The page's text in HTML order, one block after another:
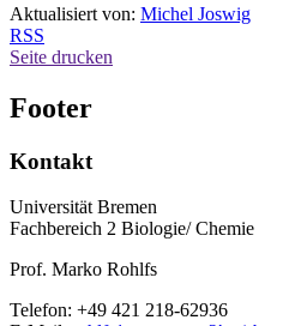
Aktualisiert von: Michel Joswig
RSS
Seite drucken
Footer
Kontakt
Universität Bremen
Fachbereich 2 Biologie/ Chemie
Prof. Marko Rohlfs
Telefon: +49 421 218-62936